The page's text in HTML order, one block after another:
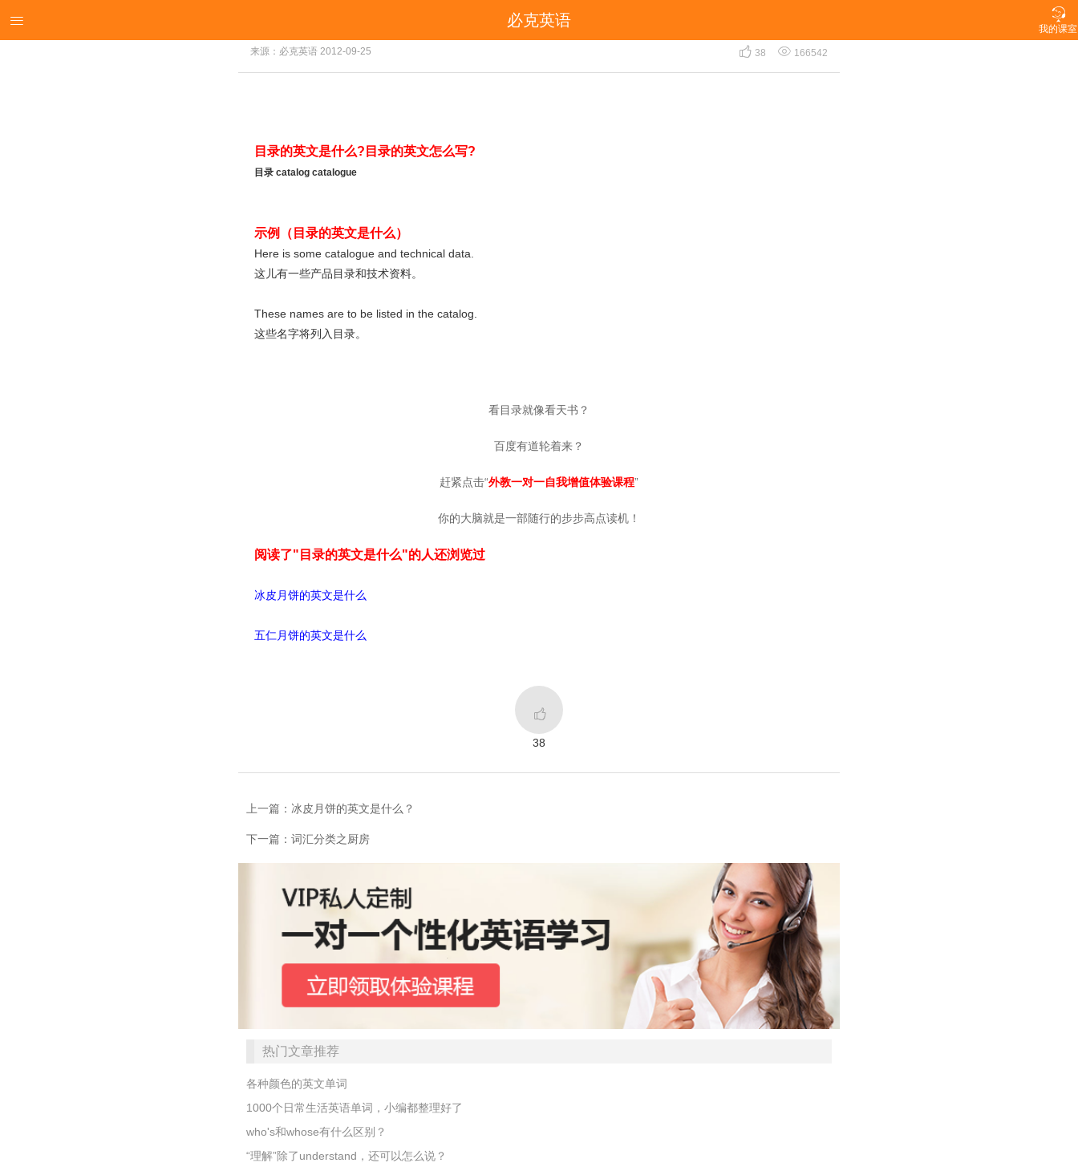

我的课室
 必克英语
目录的英文是什么？
来源：必克英语 2012-09-25  38  166542
目录的英文是什么?目录的英文怎么写?
目录 catalog catalogue
示例（目录的英文是什么）
Here is some catalogue and technical data.
这儿有一些产品目录和技术资料。
These names are to be listed in the catalog.
这些名字将列入目录。
看目录就像看天书？
百度有道轮着来？
赶紧点击“外教一对一自我增值体验课程”
你的大脑就是一部随行的步步高点读机！
阅读了"目录的英文是什么"的人还浏览过
冰皮月饼的英文是什么
五仁月饼的英文是什么

38
上一篇：冰皮月饼的英文是什么？
下一篇：词汇分类之厨房
热门文章推荐
各种颜色的英文单词
1000个日常生活英语单词，小编都整理好了
who's和whose有什么区别？
“理解”除了understand，还可以怎么说？